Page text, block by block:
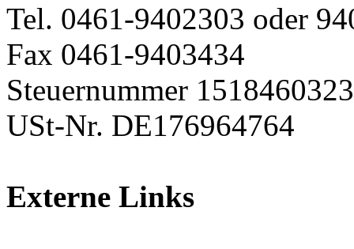
Tel. 0461-9402303 oder
Fax 0461-9403434
Steuernummer 1518460323
USt-Nr. DE176964764
Externe Links